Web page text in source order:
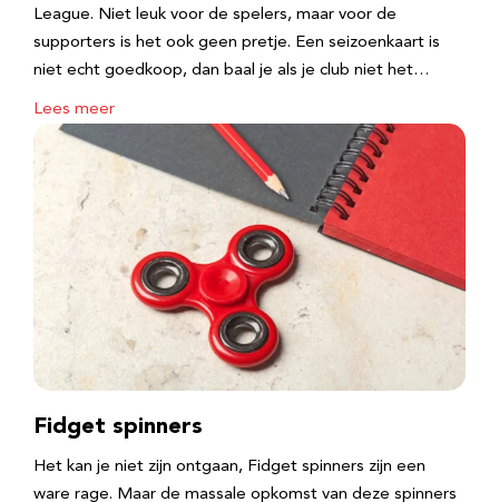
League. Niet leuk voor de spelers, maar voor de
supporters is het ook geen pretje. Een seizoenkaart is
niet echt goedkoop, dan baal je als je club niet het…
Lees meer
Fidget spinners
Het kan je niet zijn ontgaan, Fidget spinners zijn een
ware rage. Maar de massale opkomst van deze spinners